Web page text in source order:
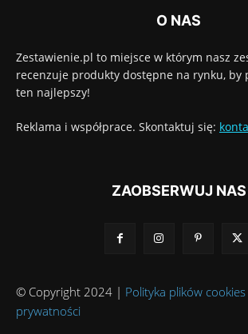
O NAS
Zestawienie.pl to miejsce w którym nasz
recenzuje produkty dostępne na rynku, by
ten najlepszy!
Reklama i współprace. Skontaktuj się:
ZAOBSERWUJ NAS
© Copyright 2024 | Polityka plików cookies
prywatności